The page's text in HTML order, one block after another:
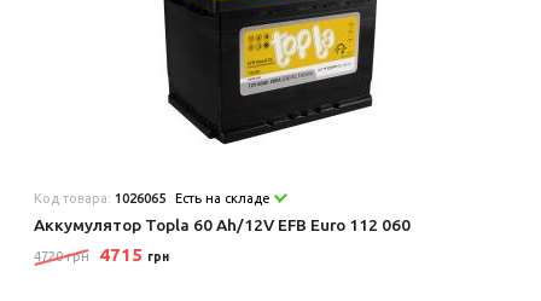
Код товара: 1026065 Есть на складе
Аккумулятор Topla 60 Ah/12V EFB Euro 112 060
4720 грн 4715 грн